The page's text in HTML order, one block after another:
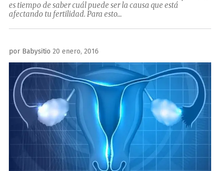
es tiempo de saber cuál puede ser la causa que está
afectando tu fertilidad. Para esto...
por Babysitio Publicado
el
20 enero, 2016